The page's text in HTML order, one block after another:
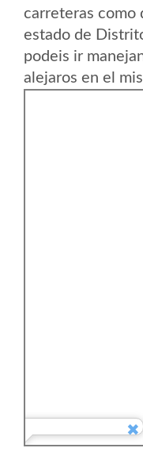
carreteras como
estado de
podeis ir
alejaros en el